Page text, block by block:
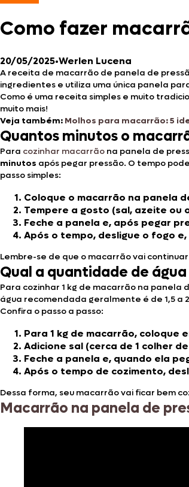
Como fazer
20/05/2025•Werlen Lucena
A receita de macarrão de panela de
ingredientes e utiliza uma única panela
Como é uma receita simples e muito
muito mais!
Veja também: Molhos para macarrão: 5
Quantos minutos o
Para cozinhar macarrão na panela de
minutos após pegar pressão. O tempo
passo simples:
Coloque o macarrão na panela
Tempere a gosto (sal, azeite ou
Feche a panela e, após pegar
Após o tempo, desligue o fogo
Lembre-se de que o macarrão vai
Qual a quantidade de
Para cozinhar 1 kg de macarrão na
água recomendada geralmente é de 1,5 a
Confira o passo a passo:
Para 1 kg de macarrão, coloque
Adicione sal (cerca de 1 colher
Feche a panela e, quando ela
Após o tempo de cozimento,
Dessa forma, seu macarrão vai ficar bem
Macarrão na panela de